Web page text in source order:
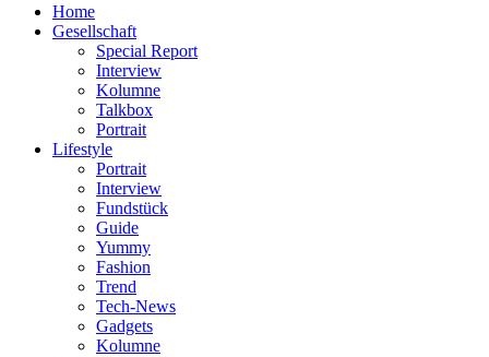
Home
Gesellschaft
Special Report
Interview
Kolumne
Talkbox
Portrait
Lifestyle
Portrait
Interview
Fundstück
Guide
Yummy
Fashion
Trend
Tech-News
Gadgets
Kolumne